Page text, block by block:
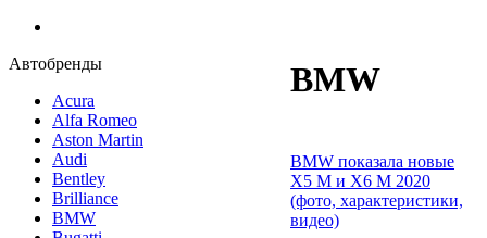
Автобренды
Acura
Alfa Romeo
Aston Martin
Audi
Bentley
Brilliance
BMW
BMW
BMW показала новые
X5 M и Х6 М 2020
(фото, характеристики,
видео)